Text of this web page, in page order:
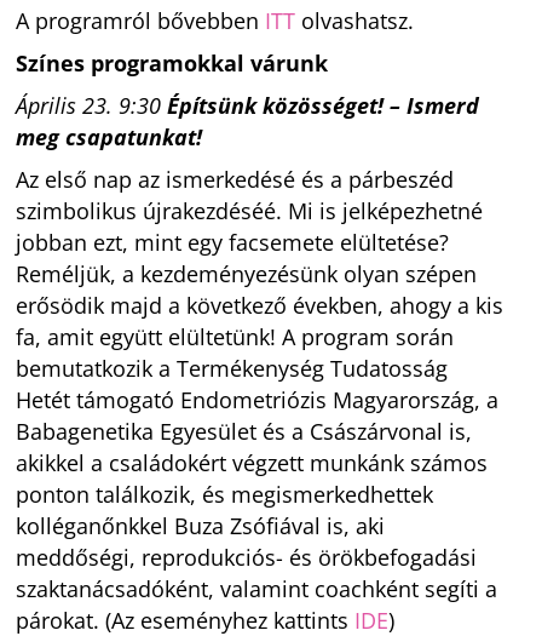
A programról bővebben ITT olvashatsz.
Színes programokkal várunk
Április 23. 9:30Építsünk közösséget! – Ismerd
meg csapatunkat!
Az első nap az ismerkedésé és a párbeszéd
szimbolikus újrakezdéséé. Mi is jelképezhetné
jobban ezt, mint egy facsemete elültetése?
Reméljük, a kezdeményezésünk olyan szépen
erősödik majd a következő években, ahogy a kis
fa, amit együtt elültetünk! A program során
bemutatkozik a Termékenység Tudatosság
Hetét támogató Endometriózis Magyarország, a
Babagenetika Egyesület és a Császárvonal is,
akikkel a családokért végzett munkánk számos
ponton találkozik, és megismerkedhettek
kolléganőnkkel Buza Zsófiával is, aki
meddőségi, reprodukciós- és örökbefogadási
szaktanácsadóként, valamint coachként segíti a
párokat. (Az eseményhez kattints IDE)